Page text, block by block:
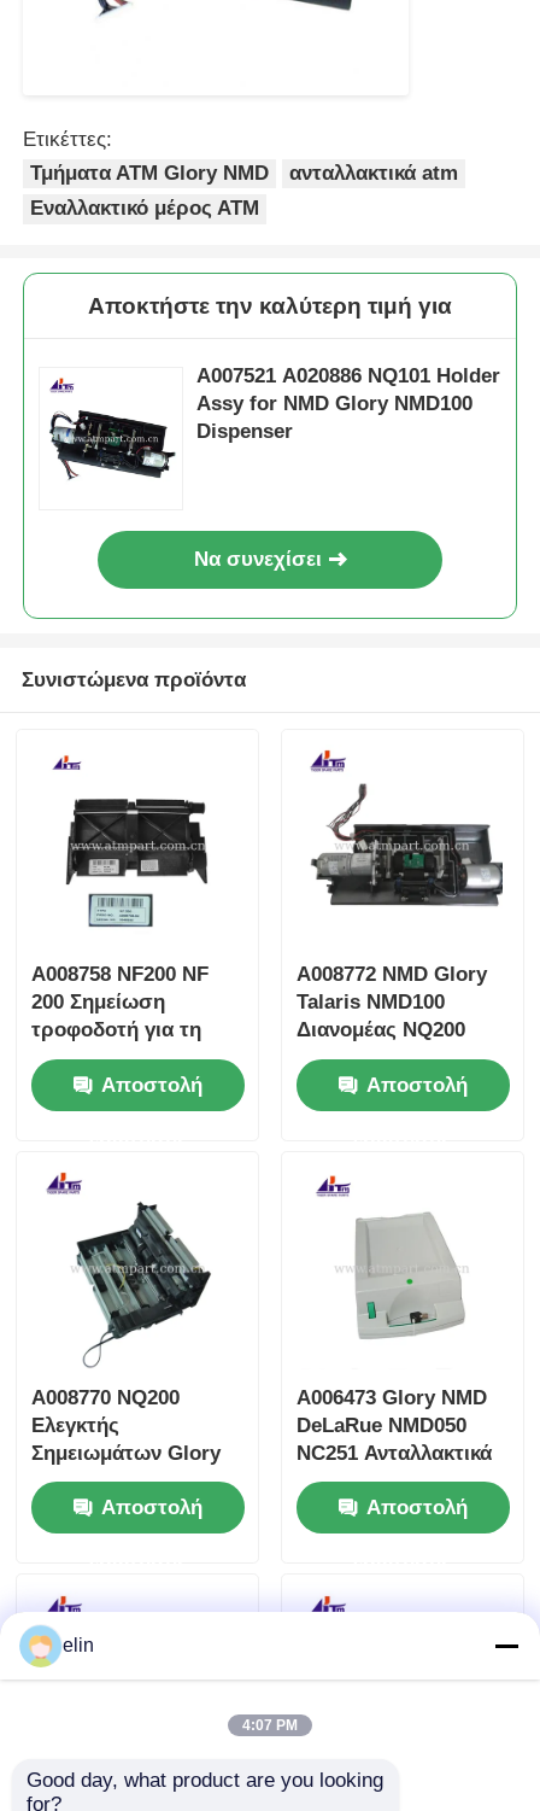
Ετικέττες:
Τμήματα ΑΤΜ Glory NMD
ανταλλακτικά atm
Εναλλακτικό μέρος ΑΤΜ
Αποκτήστε την καλύτερη τιμή για
A007521 A020886 NQ101 Holder
Assy for NMD Glory NMD100
Dispenser
Να συνεχίσει
Συνιστώμενα προϊόντα
Α008758 NF200 NF
200 Σημείωση
τροφοδοτή για τη
δόξα NMD100
διανομέαςΑποστολή
Α008772 NMD Glory
Talaris NMD100
Διανομέας NQ200
Κρατητής Assy
Αποστολή
A008770 NQ200
Ελεγκτής
Σημειωμάτων Glory
NMD NMD100
Ανταλλακτικά ΑΤΜ
Αποστολή
A006473 Glory NMD
DeLaRue NMD050
NC251 Ανταλλακτικά
μηχανημάτων
κασέτας ATM
Αποστολή
elin
4:07 PM
Good day, what product are you looking
for?